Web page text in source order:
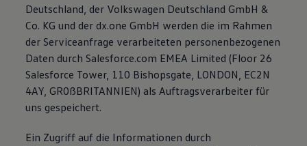
Deutschland, der Volkswagen Deutschland GmbH &
Co. KG und der dx.one GmbH werden die im Rahmen
der Serviceanfrage verarbeiteten personenbezogenen
Daten durch Salesforce.com EMEA Limited (Floor 26
Salesforce Tower, 110 Bishopsgate, LONDON, EC2N
4AY, GR0ßBRITANNIEN) als Auftragsverarbeiter für
uns gespeichert.
Ein Zugriff auf die Informationen durch